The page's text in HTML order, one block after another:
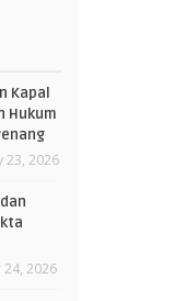
Kapal
Hukum
23, 2026
24, 2026